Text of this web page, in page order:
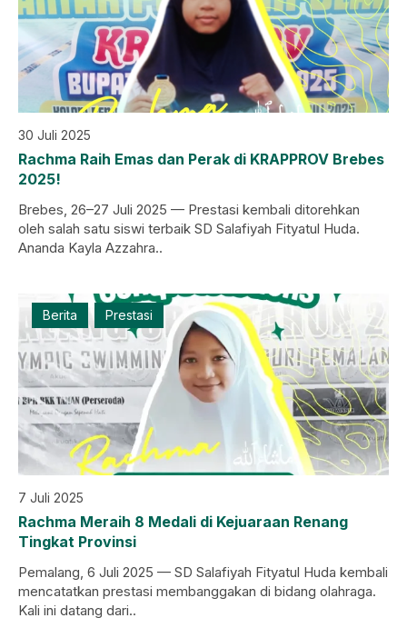
30 Juli 2025
Rachma Raih Emas dan Perak di KRAPPROV Brebes
2025!
Brebes, 26–27 Juli 2025 — Prestasi kembali ditorehkan
oleh salah satu siswi terbaik SD Salafiyah Fityatul Huda.
Ananda Kayla Azzahra..
Berita Prestasi
7 Juli 2025
Rachma Meraih 8 Medali di Kejuaraan Renang
Tingkat Provinsi
Pemalang, 6 Juli 2025 — SD Salafiyah Fityatul Huda kembali
mencatatkan prestasi membanggakan di bidang olahraga.
Kali ini datang dari..